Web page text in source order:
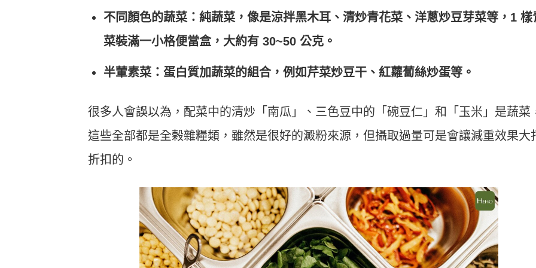
不同顏色的蔬菜：純蔬菜，像是涼拌黑木耳、清炒青花菜、洋蔥炒豆芽菜等，1 樣
菜裝滿一小格便當盒，大約有 30~50 公克。
半葷素菜：蛋白質加蔬菜的組合，例如芹菜炒豆干、紅蘿蔔絲炒蛋等。
很多人會誤以為，配菜中的清炒「南瓜」、三色豆中的「碗豆仁」和「玉米」是蔬菜
這些全部都是全榖雜糧類，雖然是很好的澱粉來源，但攝取過量可是會讓減重效果大
折扣的。